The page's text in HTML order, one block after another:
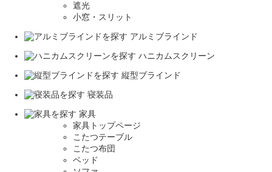
遮光
小窓・スリット
アルミブラインド
ハニカムスクリーン
縦型ブラインド
寝装品
家具
家具トップページ
こたつテーブル
こたつ布団
ベッド